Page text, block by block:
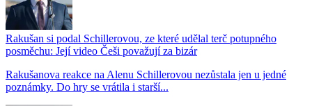
Rakušan si podal Schillerovou, ze které udělal terč potupného
posměchu: Její video Češi považují za bizár
Rakušanova reakce na Alenu Schillerovou nezůstala jen u jedné
poznámky. Do hry se vrátila i starší...